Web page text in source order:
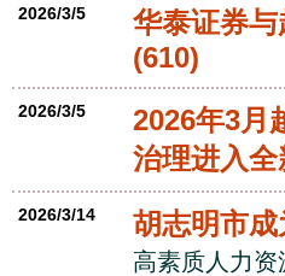
2026/3/5
华泰证券
(610)
2026/3/5
2026年3月
治理进入全
2026/3/14 胡志明市
高素质人力